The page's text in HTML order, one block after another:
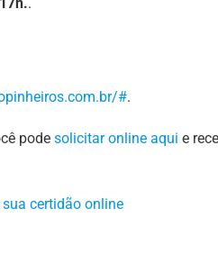
.
#.
pode solicitar online aqui e